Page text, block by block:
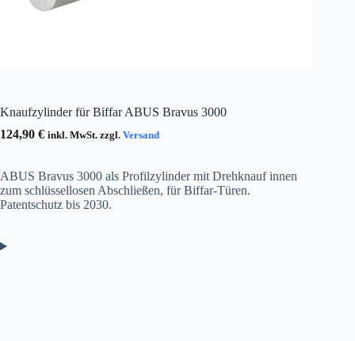
Knaufzylinder für Biffar ABUS Bravus 3000
124,90 € inkl. MwSt. zzgl. Versand
ABUS Bravus 3000 als Profilzylinder mit Drehknauf innen
zum schlüssellosen Abschließen, für Biffar-Türen.
Patentschutz bis 2030.